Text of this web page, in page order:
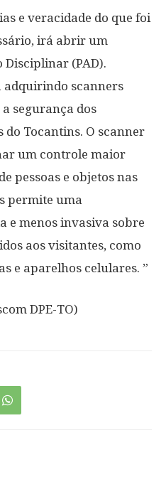
e veracidade do que foi
irá abrir um
(PAD).
adquirindo scanners
segurança dos
do Tocantins. O scanner
um controle maior
pessoas e objetos nas
permite uma
e menos invasiva sobre
aos visitantes, como
e aparelhos celulares. ”
DPE-TO)